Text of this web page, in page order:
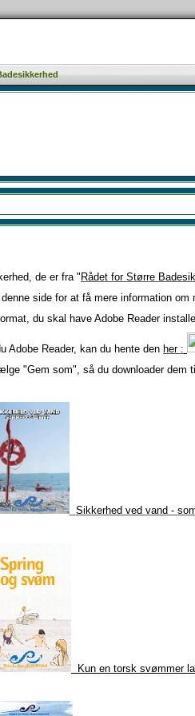
de er fra " Rådet for Større
side for at få mere information om
du skal have Adobe Reader
Adobe Reader, kan du hente den her :
"Gem som", så du downloader dem
Sikkerhed ved vand -
Kun en torsk svømmer